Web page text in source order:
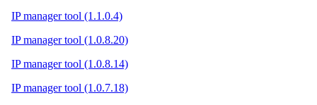
IP manager tool (1.1.0.4)
IP manager tool (1.0.8.20)
IP manager tool (1.0.8.14)
IP manager tool (1.0.7.18)